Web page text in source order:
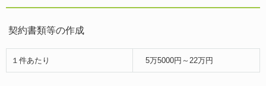
契約書類等の作成
１件あたり 5万5000円～22万円